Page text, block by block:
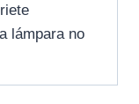
lámpara no